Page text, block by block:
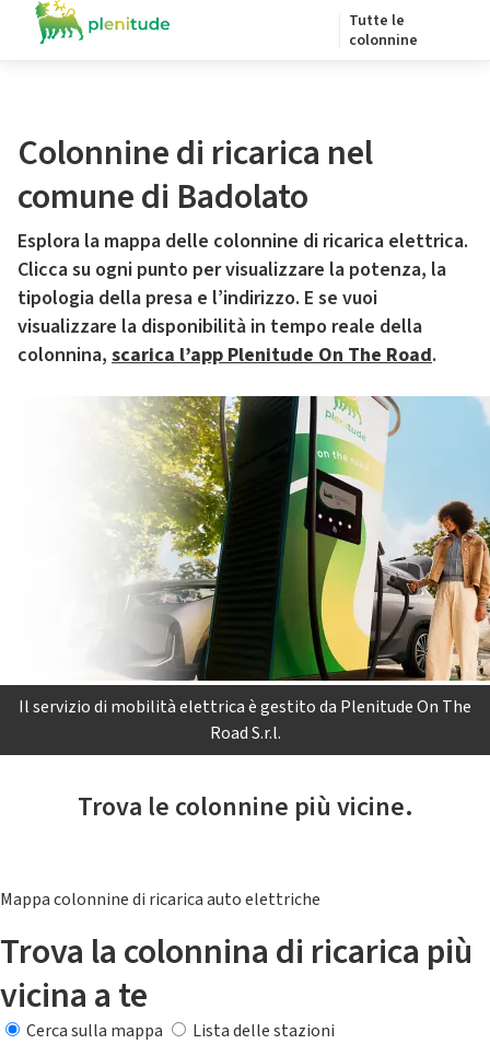
Tutte le
colonnine
Colonnine di ricarica nel
comune di Badolato
Esplora la mappa delle colonnine di ricarica elettrica.
Clicca su ogni punto per visualizzare la potenza, la
tipologia della presa e l’indirizzo. E se vuoi
visualizzare la disponibilità in tempo reale della
colonnina, scarica l’app Plenitude On The Road.
Il servizio di mobilità elettrica è gestito da Plenitude On The
Road S.r.l.
Trova le colonnine più vicine.
Mappa colonnine di ricarica auto elettriche
Trova la colonnina di ricarica più
vicina a te
Cerca sulla mappa
Lista delle stazioni